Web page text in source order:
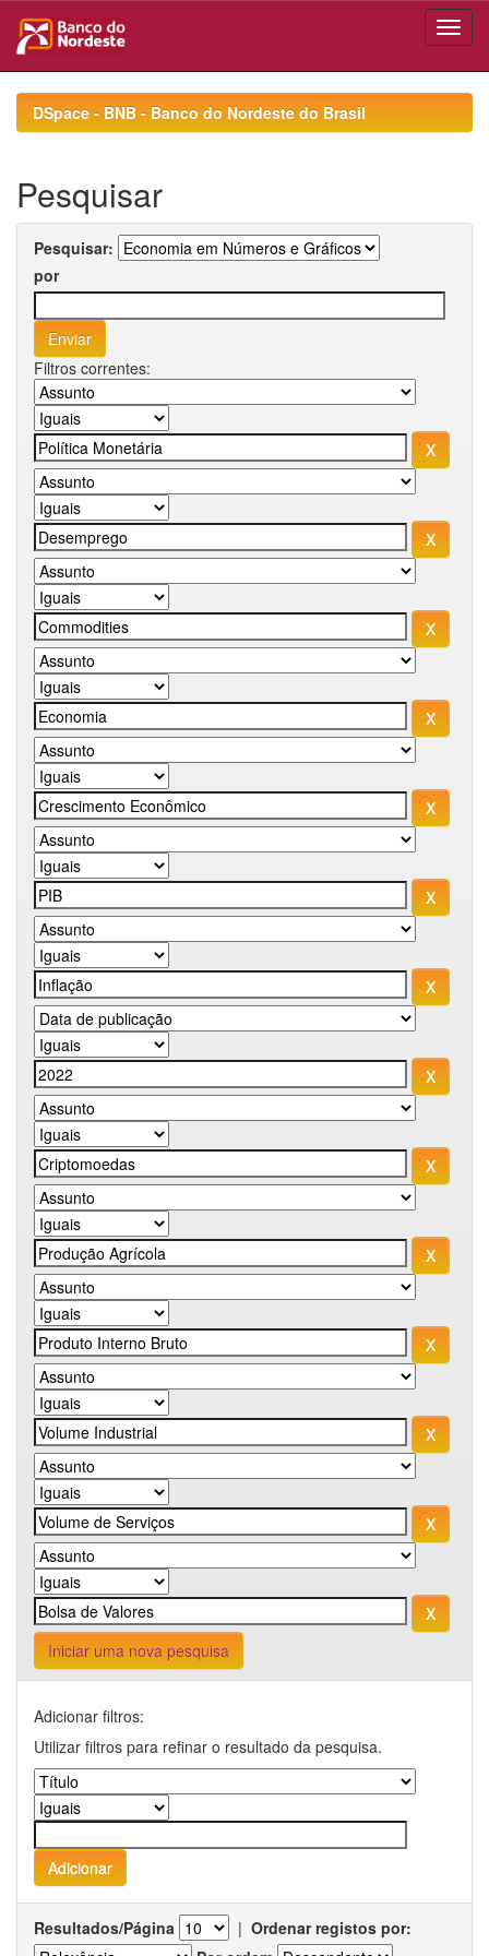
navigationDSpace - BNB - Banco do Nordeste do Brasil
Pesquisar
Pesquisar:
por
Filtros correntes:
Iniciar uma nova pesquisa
Adicionar filtros:
Utilizar filtros para refinar o resultado da pesquisa.
Resultados/Página | Ordenar registos por: